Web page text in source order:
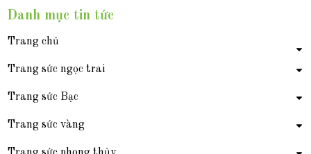
Danh mục tin tức
Trang chủ
Trang sức ngọc trai
Trang sức Bạc
Trang sức vàng